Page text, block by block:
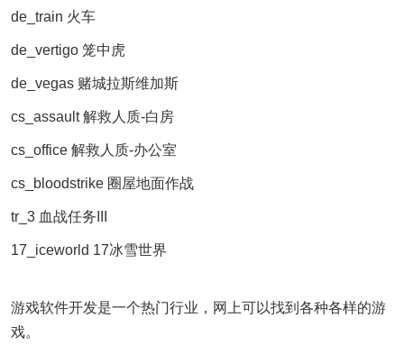
de_train 火车
de_vertigo 笼中虎
de_vegas 赌城拉斯维加斯
cs_assault 解救人质-白房
cs_office 解救人质-办公室
cs_bloodstrike 圈屋地面作战
tr_3 血战任务III
17_iceworld 17冰雪世界
游戏软件开发是一个热门行业，网上可以找到各种各样的游
戏。